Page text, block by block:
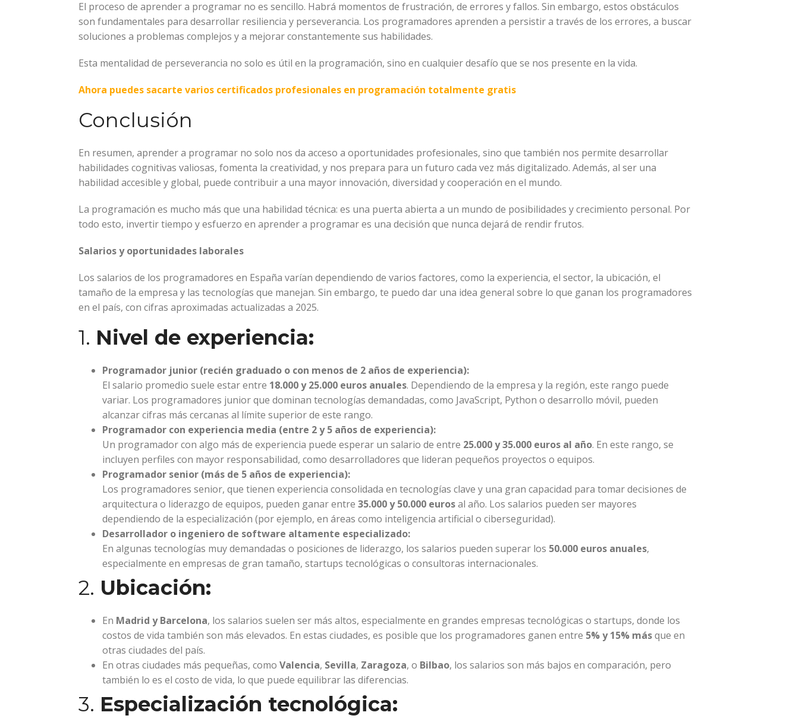
El proceso de aprender a programar no es sencillo. Habrá momentos de frustración, de errores y fallos. Sin embargo, estos obstáculos
son fundamentales para desarrollar resiliencia y perseverancia. Los programadores aprenden a persistir a través de los errores, a buscar
soluciones a problemas complejos y a mejorar constantemente sus habilidades.
Esta mentalidad de perseverancia no solo es útil en la programación, sino en cualquier desafío que se nos presente en la vida.
Ahora puedes sacarte varios certificados profesionales en programación totalmente gratis
Conclusión
En resumen, aprender a programar no solo nos da acceso a oportunidades profesionales, sino que también nos permite desarrollar
habilidades cognitivas valiosas, fomenta la creatividad, y nos prepara para un futuro cada vez más digitalizado. Además, al ser una
habilidad accesible y global, puede contribuir a una mayor innovación, diversidad y cooperación en el mundo.
La programación es mucho más que una habilidad técnica: es una puerta abierta a un mundo de posibilidades y crecimiento personal. Por
todo esto, invertir tiempo y esfuerzo en aprender a programar es una decisión que nunca dejará de rendir frutos.
Salarios y oportunidades laborales
Los salarios de los programadores en España varían dependiendo de varios factores, como la experiencia, el sector, la ubicación, el
tamaño de la empresa y las tecnologías que manejan. Sin embargo, te puedo dar una idea general sobre lo que ganan los programadores
en el país, con cifras aproximadas actualizadas a 2025.
1. Nivel de experiencia:
Programador junior (recién graduado o con menos de 2 años de experiencia):
El salario promedio suele estar entre 18.000 y 25.000 euros anuales. Dependiendo de la empresa y la región, este rango puede
variar. Los programadores junior que dominan tecnologías demandadas, como JavaScript, Python o desarrollo móvil, pueden
alcanzar cifras más cercanas al límite superior de este rango.
Programador con experiencia media (entre 2 y 5 años de experiencia):
Un programador con algo más de experiencia puede esperar un salario de entre 25.000 y 35.000 euros al año. En este rango, se
incluyen perfiles con mayor responsabilidad, como desarrolladores que lideran pequeños proyectos o equipos.
Programador senior (más de 5 años de experiencia):
Los programadores senior, que tienen experiencia consolidada en tecnologías clave y una gran capacidad para tomar decisiones de
arquitectura o liderazgo de equipos, pueden ganar entre 35.000 y 50.000 eurosal año. Los salarios pueden ser mayores
dependiendo de la especialización (por ejemplo, en áreas como inteligencia artificial o ciberseguridad).
Desarrollador o ingeniero de software altamente especializado:
En algunas tecnologías muy demandadas o posiciones de liderazgo, los salarios pueden superar los 50.000 euros anuales,
especialmente en empresas de gran tamaño, startups tecnológicas o consultoras internacionales.
2. Ubicación:
En Madrid y Barcelona, los salarios suelen ser más altos, especialmente en grandes empresas tecnológicas o startups, donde los
costos de vida también son más elevados. En estas ciudades, es posible que los programadores ganen entre 5% y 15% másque en
otras ciudades del país.
En otras ciudades más pequeñas, como Valencia, Sevilla, Zaragoza, o Bilbao, los salarios son más bajos en comparación, pero
también lo es el costo de vida, lo que puede equilibrar las diferencias.
3. Especialización tecnológica: